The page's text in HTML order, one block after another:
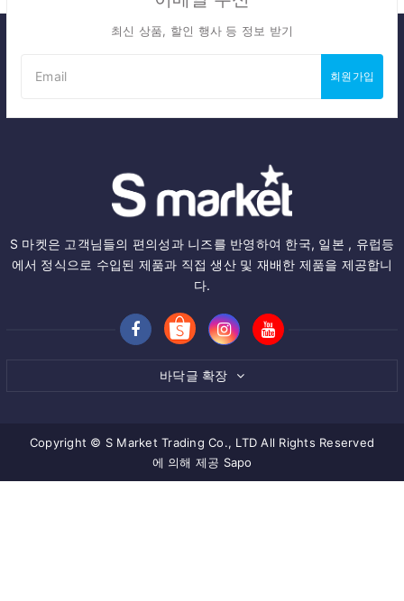
최신 상품, 할인 행사 등 정보 받기
회원가입
S 마켓은 고객님들의 편의성과 니즈를 반영하여 한국, 일본 , 유럽등
에서 정식으로 수입된 제품과 직접 생산 및 재배한 제품을 제공합니
다.
바닥글 확장
Copyright © S Market Trading Co., LTD All Rights Reserved
에 의해 제공 Sapo